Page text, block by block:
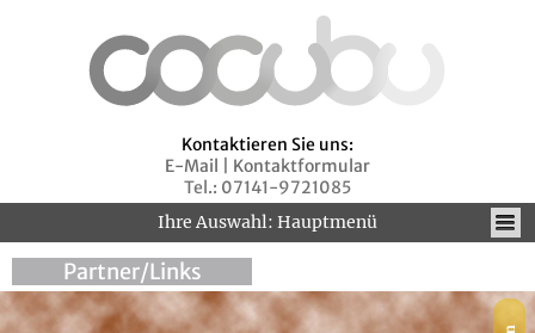
Kontaktieren Sie uns:
E-Mail
Kontaktformular
Tel.: 07141-9721085
Ihre Auswahl: Hauptmenü
Partner/Links